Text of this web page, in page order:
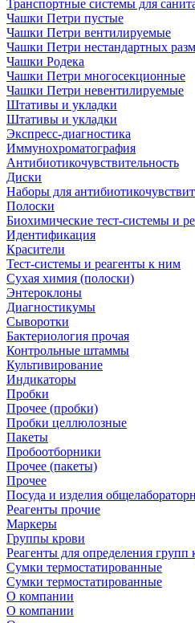
Транспортные системы для
Чашки Петри пустые
Чашки Петри вентилируемые
Чашки Петри нестандартных
Чашки Родека
Чашки Петри многосекционные
Чашки Петри невентилируемые
Штативы и укладки
Штативы и укладки
Экспресс-диагностика
Иммунохроматография
Антибиотикочувствительность
Диски
Наборы для
Полоски
Биохимические тест-системы и
Идентификация
Красители
Тест-системы и реагенты к ним
Сухая химия (полоски)
Энтероклоны
Диагностикумы
Сыворотки
Бактериология прочая
Контрольные штаммы
Культивирование
Индикаторы
Пробки
Прочее (пробки)
Пробки целлюлозные
Пакеты
Пробоотборники
Прочее (пакеты)
Прочее
Посуда и изделия
Реагенты прочие
Маркеры
Группы крови
Реагенты для определения групп
Сумки термостатированные
Сумки термостатированные
О компании
О компании